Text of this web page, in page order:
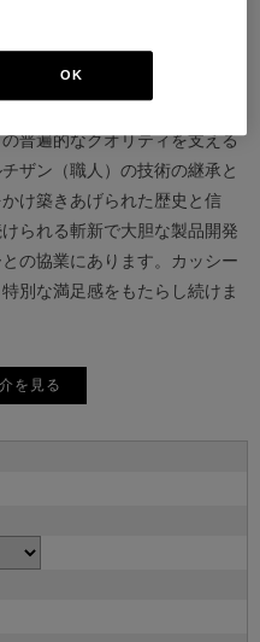
が設立されると、5０年代には
、その後多くの製品が世界中
れるなど、その完成度とデザ
普遍的なクオリティを支える
ザン（職人）の技術の継承と
け築きあげられた歴史と信
られる斬新で大胆な製品開発
の協業にあります。カッシー
別な満足感をもたらし続けま
を見る
OK